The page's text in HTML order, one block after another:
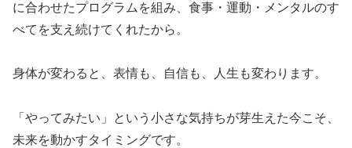
に合わせたプログラムを組み、食事・運動・メンタルのす
べてを支え続けてくれたから。
身体が変わると、表情も、自信も、人生も変わります。
「やってみたい」という小さな気持ちが芽生えた今こそ、
未来を動かすタイミングです。